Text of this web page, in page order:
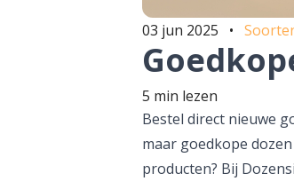
03 jun 2025 •
5 min lezen
Bestel direct nieuwe
maar goedkope
producten? Bij